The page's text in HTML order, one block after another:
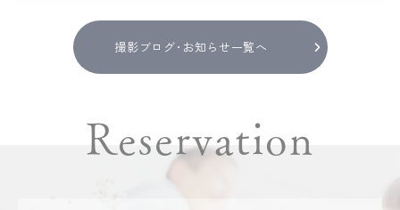
撮影ブログ･お知らせ一覧へ
Reservation